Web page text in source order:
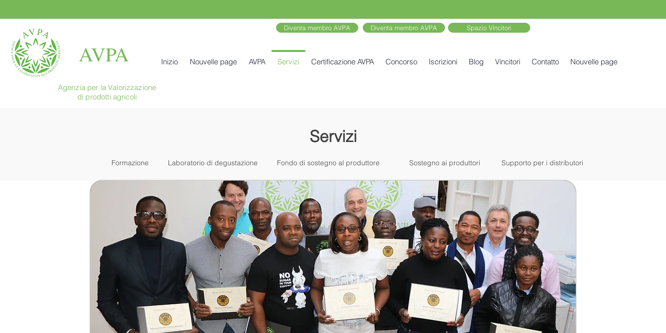
AVPA
Diventa membro AVPA Diventa membro AVPA Spazio Vincitori
Inizio Nouvelle page AVPA Servizi Certificazione AVPA Concorso Iscrizioni Blog Vincitori Contatto Nouvelle page
Agenzia per la Valorizzazione
di prodotti agricoli
Servizi
Formazione Laboratorio di degustazione Fondo di sostegno al produttore Sostegno ai produttori Supporto per i distributori